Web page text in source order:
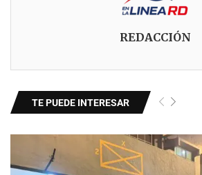
REDACCIÓN
TE PUEDE INTERESAR